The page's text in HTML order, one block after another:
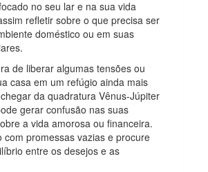
no seu lar e na sua vida
refletir sobre o que precisa ser
doméstico ou em suas
de liberar algumas tensões ou
casa em um refúgio ainda mais
da quadratura Vênus-Júpiter
gerar confusão nas suas
a vida amorosa ou financeira.
com promessas vazias e procure
entre os desejos e as